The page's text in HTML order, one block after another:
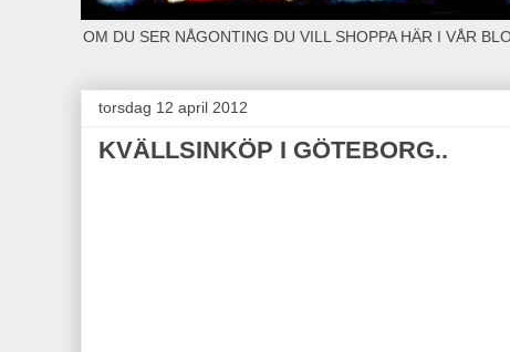
OM DU SER NÅGONTING DU VILL SHOPPA HÄR I VÅR
torsdag 12 april 2012
KVÄLLSINKÖP I GÖTEBORG..